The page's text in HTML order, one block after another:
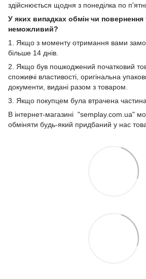
здійснюється щодня з понеділка по
У яких випадках обмін чи повернення
неможливий?
1. Якщо з моменту отримання вами
більше 14 днів.
2. Якщо був пошкоджений початковий
споживчі властивості, оригінальна
документи, видані разом з товаром.
3. Якщо покупцем була втрачена
В інтернет-магазині "semplay.com.ua"
обміняти будь-який придбаний у нас